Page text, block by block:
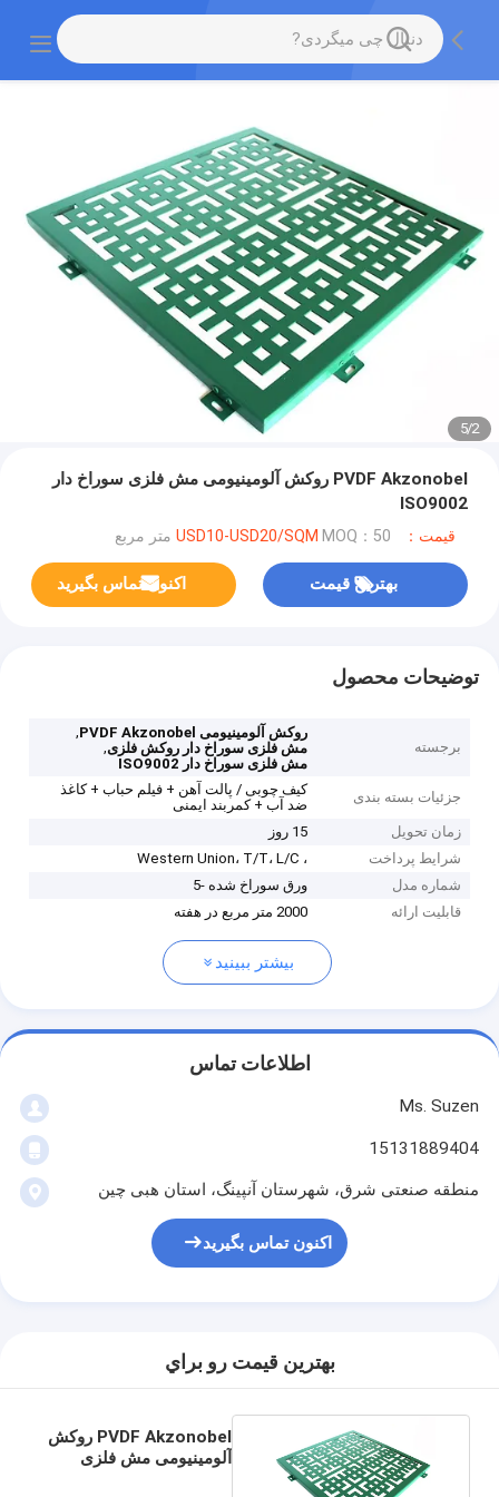
2
/
5
PVDF Akzonobel روکش آلومینیومی مش فلزی سوراخ دار
ISO9002
قیمت：USD10-USD20/SQM MOQ：50 متر مربع
بهترین قیمت اکنون تماس بگیرید
توضیحات محصول
برجسته
روکش آلومینیومی PVDF Akzonobel
,
مش فلزی سوراخ دار روکش فلزی,
مش فلزی سوراخ دار ISO9002
جزئیات بسته بندی
کیف چوبی / پالت آهن + فیلم حباب + کاغذ
ضد آب + کمربند ایمنی
زمان تحویل
15 روز
شرایط پرداخت
، Western Union، T/T، L/C
شماره مدل
ورق سوراخ شده -5
قابلیت ارائه
2000 متر مربع در هفته
بیشتر ببینید
اطلاعات تماس
Ms. Suzen
15131889404
منطقه صنعتی شرق، شهرستان آنپینگ، استان هبی چین
اکنون تماس بگیرید
بهترين قيمت رو براي
PVDF Akzonobel روکش
آلومینیومی مش فلزی